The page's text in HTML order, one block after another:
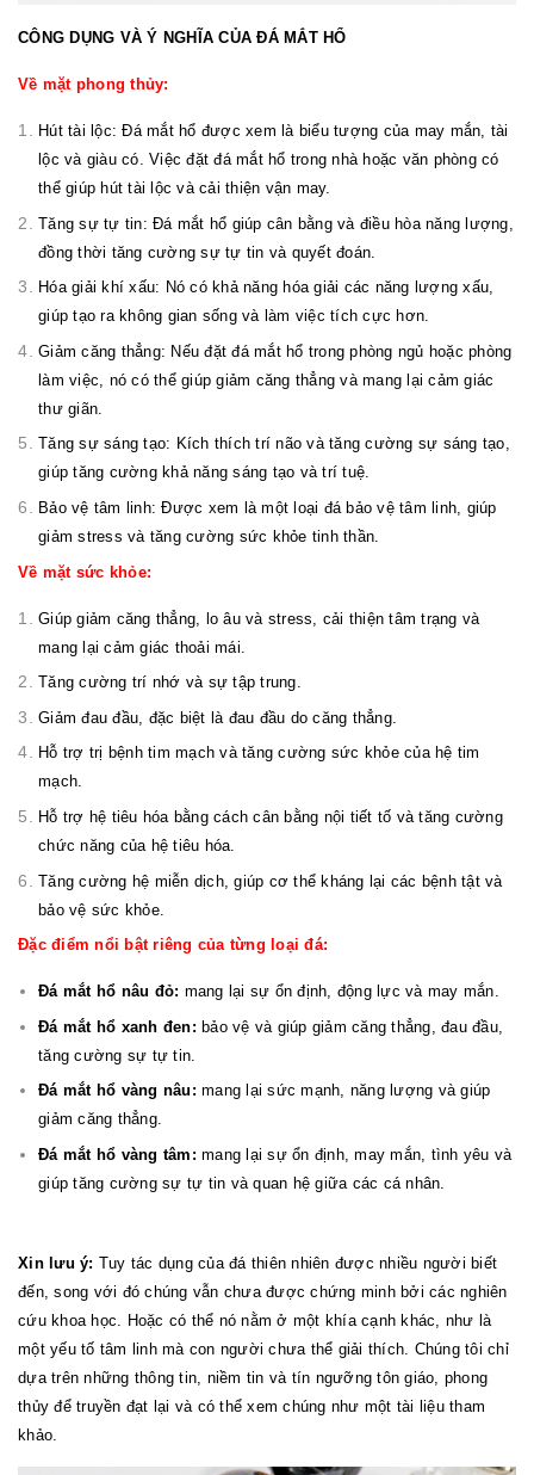
CÔNG DỤNG VÀ Ý NGHĨA CỦA ĐÁ MẮT HỔ
Về mặt phong thủy:
Hút tài lộc: Đá mắt hổ được xem là biểu tượng của may mắn, tài
lộc và giàu có. Việc đặt đá mắt hổ trong nhà hoặc văn phòng có
thể giúp hút tài lộc và cải thiện vận may.
Tăng sự tự tin: Đá mắt hổ giúp cân bằng và điều hòa năng lượng,
đồng thời tăng cường sự tự tin và quyết đoán.
Hóa giải khí xấu: Nó có khả năng hóa giải các năng lượng xấu,
giúp tạo ra không gian sống và làm việc tích cực hơn.
Giảm căng thẳng: Nếu đặt đá mắt hổ trong phòng ngủ hoặc phòng
làm việc, nó có thể giúp giảm căng thẳng và mang lại cảm giác
thư giãn.
Tăng sự sáng tạo: Kích thích trí não và tăng cường sự sáng tạo,
giúp tăng cường khả năng sáng tạo và trí tuệ.
Bảo vệ tâm linh: Được xem là một loại đá bảo vệ tâm linh, giúp
giảm stress và tăng cường sức khỏe tinh thần.
Về mặt sức khỏe:
Giúp giảm căng thẳng, lo âu và stress, cải thiện tâm trạng và
mang lại cảm giác thoải mái.
Tăng cường trí nhớ và sự tập trung.
Giảm đau đầu, đặc biệt là đau đầu do căng thẳng.
Hỗ trợ trị bệnh tim mạch và tăng cường sức khỏe của hệ tim
mạch.
Hỗ trợ hệ tiêu hóa bằng cách cân bằng nội tiết tố và tăng cường
chức năng của hệ tiêu hóa.
Tăng cường hệ miễn dịch, giúp cơ thể kháng lại các bệnh tật và
bảo vệ sức khỏe.
Đặc điểm nổi bật riêng của từng loại đá:
Đá mắt hổ nâu đỏ: mang lại sự ổn định, động lực và may mắn.
Đá mắt hổ xanh đen: bảo vệ và giúp giảm căng thẳng, đau đầu,
tăng cường sự tự tin.
Đá mắt hổ vàng nâu: mang lại sức mạnh, năng lượng và giúp
giảm căng thẳng.
Đá mắt hổ vàng tâm: mang lại sự ổn định, may mắn, tình yêu và
giúp tăng cường sự tự tin và quan hệ giữa các cá nhân.
Xin lưu ý: Tuy tác dụng của đá thiên nhiên được nhiều người biết
đến, song với đó chúng vẫn chưa được chứng minh bởi các nghiên
cứu khoa học. Hoặc có thể nó nằm ở một khía cạnh khác, như là
một yếu tố tâm linh mà con người chưa thể giải thích. Chúng tôi chỉ
dựa trên những thông tin, niềm tin và tín ngưỡng tôn giáo, phong
thủy để truyền đạt lại và có thể xem chúng như một tài liệu tham
khảo.